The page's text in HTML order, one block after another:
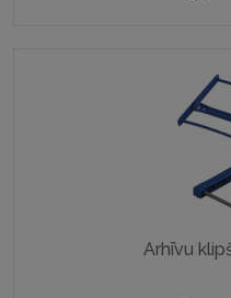
Arhīvu